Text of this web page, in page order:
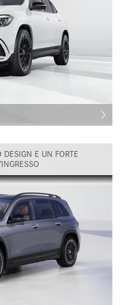
DESIGN E UN FORTE